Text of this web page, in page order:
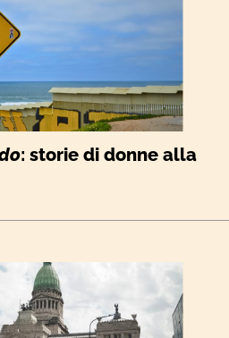
: storie di donne alla